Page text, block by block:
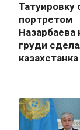
Татуировку
портретом
Назарбаева
груди
казахстанка